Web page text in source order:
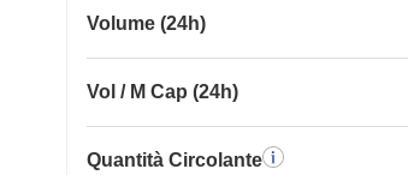
Volume (24h)
Vol / M Cap (24h)
Quantità Circolante